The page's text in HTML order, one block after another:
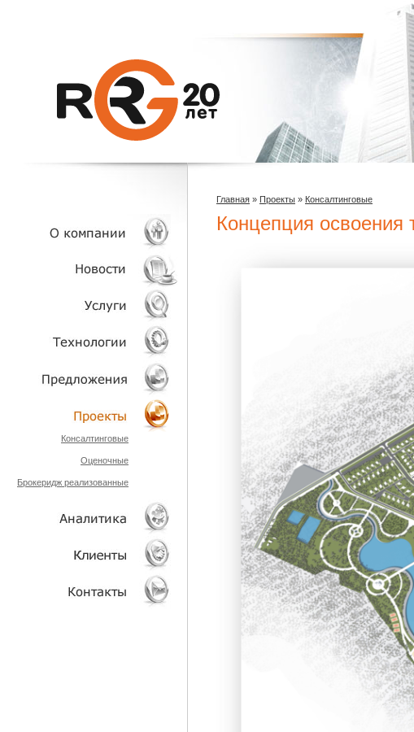
О КОМПАНИИ
НОВОСТИ
УСЛУГИ
ТЕХНОЛОГИИ
ОБЪЕКТЫ
ПРОЕКТЫ
Консалтинговые
Оценочные
Брокеридж реализованные
АНАЛИТИКА
КЛИЕНТЫ
Главная » Проекты » Консалтинговые
Концепция освоения